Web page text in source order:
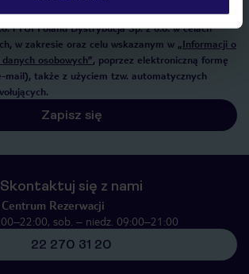
na przetwarzanie danych osobowych przez TUI
i TUI Poland Dystrybucja Sp. z o.o. w celach
w zakresie oraz celu wskazanym w „Informacji o
osobowych”, poprzez elektroniczną formę
mail), także z użyciem tzw. automatycznych
Zapisz się
Skontaktuj się z nami
Rezerwacji
sob. – niedz. 09:00–21:00
22 270 31 20